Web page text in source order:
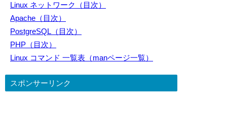
Linux ネットワーク（目次）
Apache（目次）
PostgreSQL（目次）
PHP（目次）
Linux コマンド 一覧表（manページ一覧）
スポンサーリンク